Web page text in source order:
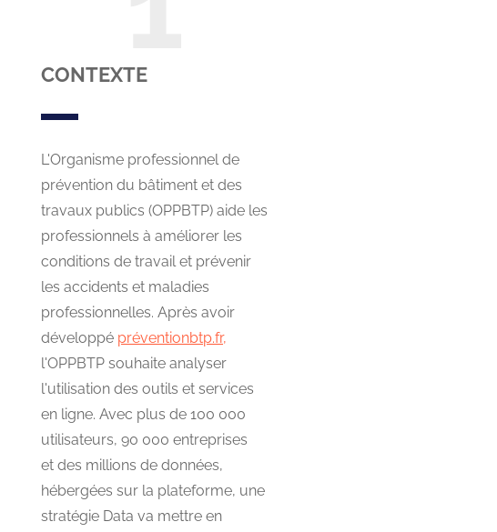
CONTEXTE
L'Organisme professionnel de
prévention du bâtiment et des
travaux publics (OPPBTP) aide les
professionnels à améliorer les
conditions de travail et prévenir
les accidents et maladies
professionnelles. Après avoir
développé préventionbtp.fr,
l'OPPBTP souhaite analyser
l'utilisation des outils et services
en ligne. Avec plus de 100 000
utilisateurs, 90 000 entreprises
et des millions de données,
hébergées sur la plateforme, une
stratégie Data va mettre en